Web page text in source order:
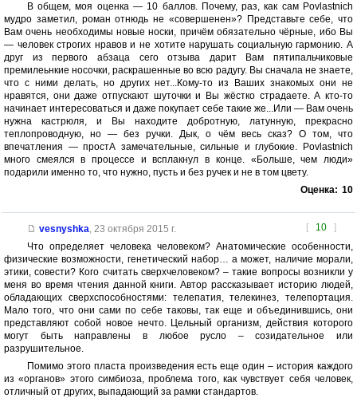
В общем, моя оценка — 10 баллов. Почему, раз, как сам Povlastnich
мудро заметил, роман отнюдь не «совершенен»? Представьте себе, что
Вам очень необходимы новые носки, причём обязательно чёрные, ибо Вы
— человек строгих нравов и не хотите нарушать социальную гармонию. А
друг из первого абзаца сего отзыва дарит Вам пятипальчиковые
премилеьнкие носочки, раскрашенные во всю радугу. Вы сначала не знаете,
что с ними делать, но других нет...Кому-то из Ваших знакомых они не
нравятся, они даже отпускают шуточки и Вы жёстко страдаете. А кто-то
начинает интересоваться и даже покупает себе такие же...Или — Вам очень
нужна кастрюля, и Вы находите добротную, латунную, прекрасно
теплопроводную, но — без ручки. Дык, о чём весь сказ? О том, что
впечатления — простА замечательные, сильные и глубокие. Povlastnich
много смеялся в процессе и всплакнул в конце. «Больше, чем люди»
подарили именно то, что нужно, пусть и без ручек и не в том цвету.
Оценка: 10
[ 10 ]
vesnyshka, 23 октября 2015 г.
Что определяет человека человеком? Анатомические особенности,
физические возможности, генетический набор… а может, наличие морали,
этики, совести? Кого считать сверхчеловеком? – такие вопросы возникли у
меня во время чтения данной книги. Автор рассказывает историю людей,
обладающих сверхспособностями: телепатия, телекинез, телепортация.
Мало того, что они сами по себе таковы, так еще и объединившись, они
представляют собой новое нечто. Цельный организм, действия которого
могут быть направлены в любое русло – созидательное или
разрушительное.
Помимо этого пласта произведения есть еще один – история каждого
из «органов» этого симбиоза, проблема того, как чувствует себя человек,
отличный от других, выпадающий за рамки стандартов.